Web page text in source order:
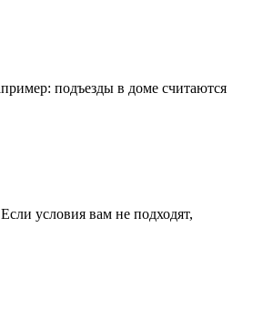
подъезды в доме считаются
условия вам не подходят,